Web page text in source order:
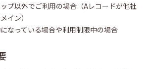
プ以外でご利用の場合（Aレコードが他社
イン）
なっている場合や利用制限中の場合